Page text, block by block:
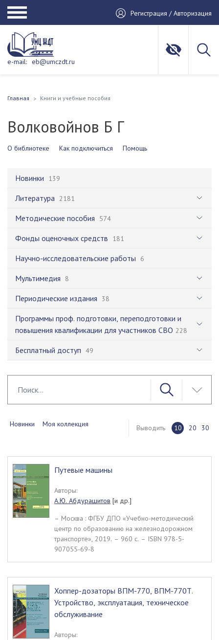
Регистрация / Авторизация
e-mail: eb@umczdt.ru
Главная Книги и учебные пособия
Волковойнов Б Г
О библиотеке Как подключиться Помощь
Новинки 139
Литература 2181
Методические пособия 574
Фонды оценочных средств 181
Научно-исследовательские работы 6
Мультимедия 8
Периодические издания 38
Программы проф. подготовки, переподготовки и
повышения квалификации для участников СВО 228
Бесплатный доступ 49
Новинки Моя коллекция Выводить 10 20 30
Путевые машины
Авторы:
А.Ю. Абдурашитов [и др.]
– Москва : ФГБУ ДПО «Учебно-методический
центр по образованию на железнодорожном
транспорте», 2019. – 960 c. – ISBN 978-5-
907055-69-8
Хоппер-дозаторы ВПМ-770, ВПМ-770Т.
Устройство, эксплуатация, техническое
обслуживание
Авторы: